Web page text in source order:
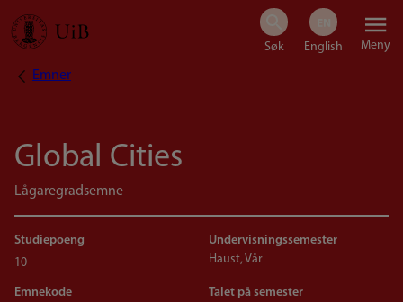
Hopp
Meny
Navigasjonssti
Emner
Global Cities
Lågaregradsemne
Studiepoeng
10
Undervisningssemester
Haust, Vår
Emnekode
Talet på semester